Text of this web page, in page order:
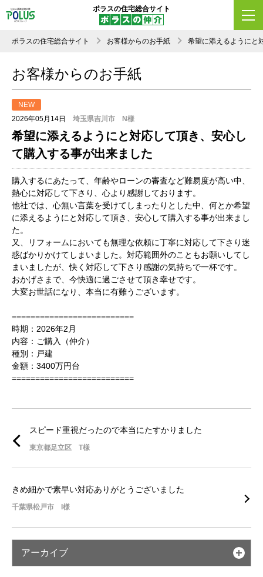
ポラスの住宅総合サイト
ポラスの住宅総合サイト お客様からのお手紙 希望に添えるようにと
お客様からのお手紙
2026年05月14日 埼玉県吉川市 N様
NEW
希望に添えるようにと対応して頂き、安心し
て購入する事が出来ました
購入するにあたって、年齢やローンの審査など難易度が高い中、
熱心に対応して下さり、心より感謝しております。
他社では、心無い言葉を受けてしまったりとした中、何とか希望
に添えるようにと対応して頂き、安心して購入する事が出来まし
た。
又、リフォームにおいても無理な依頼に丁寧に対応して下さり迷
惑ばかりかけてしまいました。対応範囲外のこともお願いしてし
まいましたが、快く対応して下さり感謝の気持ちで一杯です。
おかげさまで、今快適に過ごさせて頂き幸せです。
大変お世話になり、本当に有難うございます。
==========================
時期：2026年2月
内容：ご購入（仲介）
種別：戸建
金額：3400万円台
==========================
スピード重視だったので本当にたすかりました
東京都足立区 T様
きめ細かで素早い対応ありがとうございました
千葉県松戸市 I様
アーカイブ